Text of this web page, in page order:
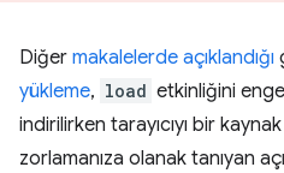
Diğer makalelerde açıklandığı
yükleme, load etkinliğini
indirilirken tarayıcıyı bir
zorlamanıza olanak tanıyan